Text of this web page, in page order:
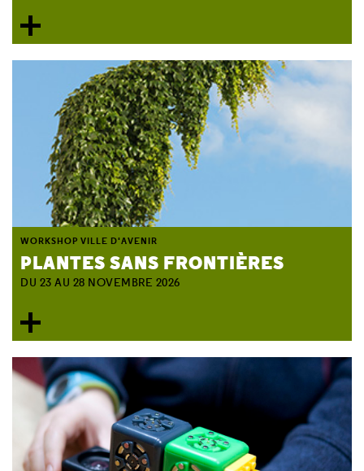
PLANTES SANS FRONTIÈRES
WORKSHOP VILLE D'AVENIR
DU 23 AU 28 NOVEMBRE 2026